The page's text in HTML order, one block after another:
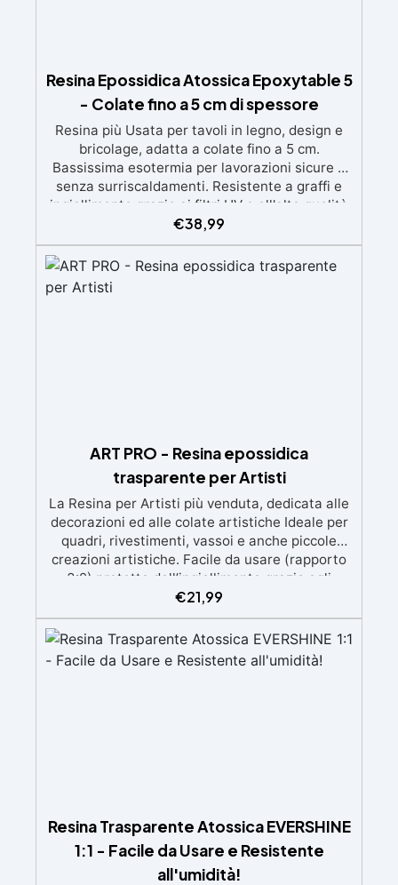
Resina Epossidica Atossica Epoxytable 5
- Colate fino a 5 cm di spessore
Resina più Usata per tavoli in legno, design e
bricolage, adatta a colate fino a 5 cm.
Bassissima esotermia per lavorazioni sicure e
senza surriscaldamenti. Resistente a graffi e
ingiallimento grazie ai filtri UV e all'alta qualità
meccanica. Bassa viscosità per eliminare bolle
d'aria e ottenere finiture lisce. Sicura, atossica,
BPA/VOC free e certificata per il contatto
prolungato con la pelle.
€38,99
ART PRO - Resina epossidica
trasparente per Artisti
La Resina per Artisti più venduta, dedicata alle
decorazioni ed alle colate artistiche Ideale per
quadri, rivestimenti, vassoi e anche piccole
creazioni artistiche. Facile da usare (rapporto
3:2) protetta dall’ingiallimento grazie agli
speciali filtri UV Formula densa : non cola via,
mantenendo i design precisi e puliti. Indurisce
in 12-24h garantendo una superficie lucida e
brillante
€21,99
Resina Trasparente Atossica EVERSHINE
1:1 - Facile da Usare e Resistente
all'umidità!